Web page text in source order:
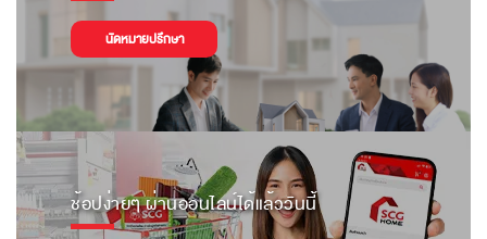
นัดหมายปรึกษา
ช้อปง่ายๆ ผ่านออนไลน์ได้แล้ววันนี้